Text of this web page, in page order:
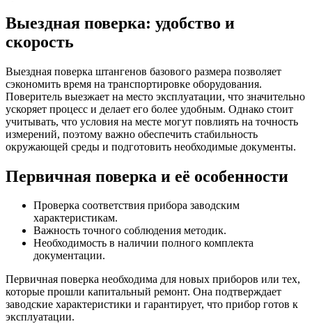
Выездная поверка: удобство и
скорость
Выездная поверка штангенов базового размера позволяет
сэкономить время на транспортировке оборудования.
Поверитель выезжает на место эксплуатации, что значительно
ускоряет процесс и делает его более удобным. Однако стоит
учитывать, что условия на месте могут повлиять на точность
измерений, поэтому важно обеспечить стабильность
окружающей среды и подготовить необходимые документы.
Первичная поверка и её особенности
Проверка соответствия прибора заводским
характеристикам.
Важность точного соблюдения методик.
Необходимость в наличии полного комплекта
документации.
Первичная поверка необходима для новых приборов или тех,
которые прошли капитальный ремонт. Она подтверждает
заводские характеристики и гарантирует, что прибор готов к
эксплуатации.